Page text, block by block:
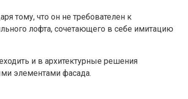
тому, что он не требователен к
лофта, сочетающего в себе имитацию
и в архитектурные решения
элементами фасада.